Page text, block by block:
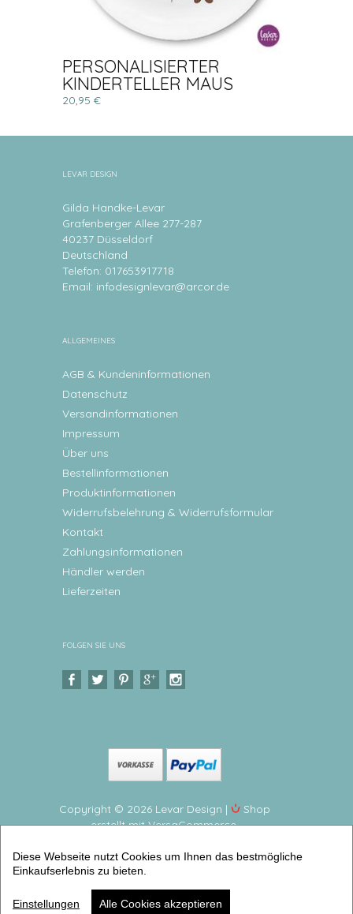
PERSONALISIERTER
KINDERTELLER MAUS
20,95 €
LEVAR DESIGN
Gilda Handke-Levar
Grafenberger Allee 277-287
40237 Düsseldorf
Deutschland
Telefon: 017653917718
Email: infodesignlevar@arcor.de
ALLGEMEINES
AGB & Kundeninformationen
Datenschutz
Versandinformationen
Impressum
Über uns
Bestellinformationen
Produktinformationen
Widerrufsbelehrung & Widerrufsformular
Kontakt
Zahlungsinformationen
Händler werden
Lieferzeiten
FOLGEN SIE UNS
Copyright © 2026 Levar Design |
Shop
erstellt mit VersaCommerce.
- hochwertiger Druck auf Aquarellpapier
(Geburtsanzeigen dina 4) | Artikelnummer: 6338-
8310-3223 -3
Diese Webseite nutzt Cookies um Ihnen das bestmögliche
Einkaufserlebnis zu bieten.
Einstellungen Alle Cookies akzeptieren